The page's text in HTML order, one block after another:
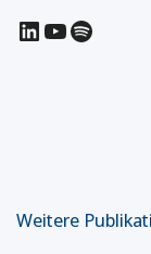
LinkedIn
YouTube
Spotify
Weitere